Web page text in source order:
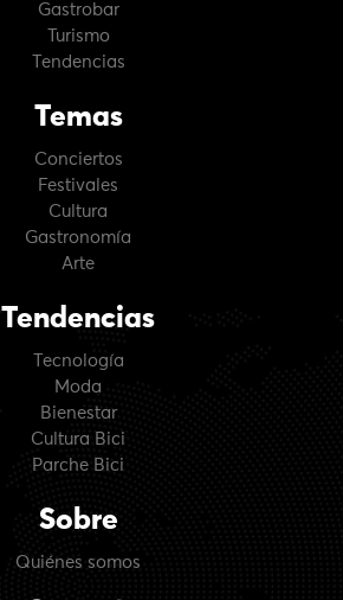
Gastrobar
Turismo
Tendencias
Temas
Conciertos
Festivales
Cultura
Gastronomía
Arte
Tendencias
Tecnología
Moda
Bienestar
Cultura Bici
Parche Bici
Sobre
Quiénes somos